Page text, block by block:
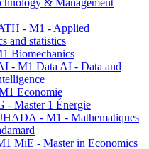
& Management
- M1 - Applied
and statistics
Biomechanics
- M1 Data AI - Data and
Economie
- Master 1 Énergie
- M1 - Mathematiques
MiE - Master in Economics